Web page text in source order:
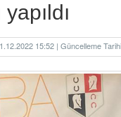
15:52 | Güncelleme